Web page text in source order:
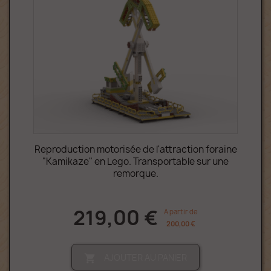
Reproduction motorisée de l'attraction foraine
"Kamikaze" en Lego. Transportable sur une
remorque.
219,00 €
A partir de
200,00 €